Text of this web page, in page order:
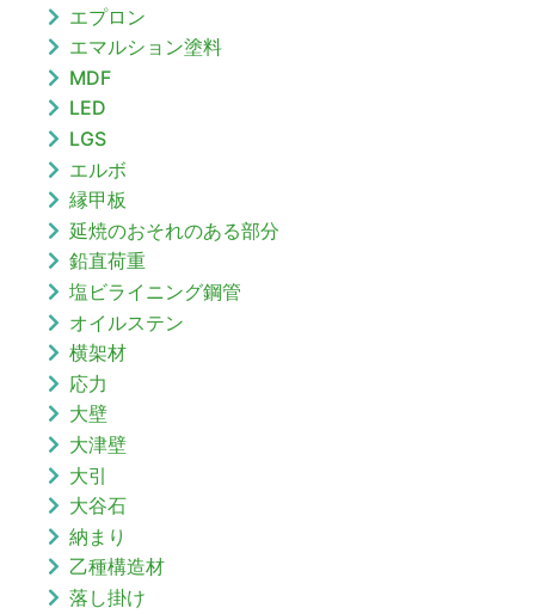
エプロン
エマルション塗料
MDF
LED
LGS
エルボ
縁甲板
延焼のおそれのある部分
鉛直荷重
塩ビライニング鋼管
オイルステン
横架材
応力
大壁
大津壁
大引
大谷石
納まり
乙種構造材
落し掛け